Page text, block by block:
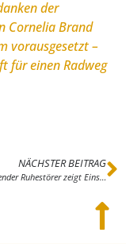
der
Cornelia Brand
vorausgesetzt –
für einen Radweg
NÄCHSTER BEITRAG
Beelitz: Drohender Ruhestörer zeigt Einsicht